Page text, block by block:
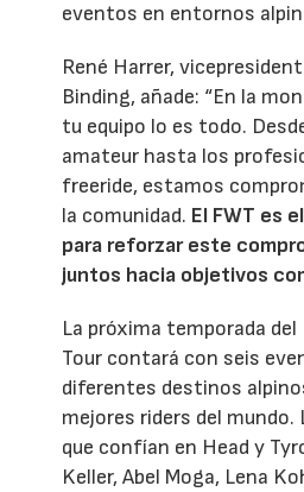
eventos en entornos
René Harrer,
Binding, añade: “En la
tu equipo lo es todo.
amateur hasta los
freeride, estamos
la comunidad. El FWT es
para reforzar este
juntos hacia objetivos
La próxima temporada del
Tour contará con seis
diferentes destinos
mejores riders del mundo.
que confían en Head y
Keller, Abel Moga, Lena